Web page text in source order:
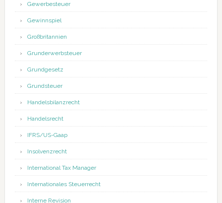
Gewerbesteuer
Gewinnspiel
Großbritannien
Grunderwerbsteuer
Grundgesetz
Grundsteuer
Handelsbilanzrecht
Handelsrecht
IFRS/US-Gaap
Insolvenzrecht
International Tax Manager
Internationales Steuerrecht
Interne Revision